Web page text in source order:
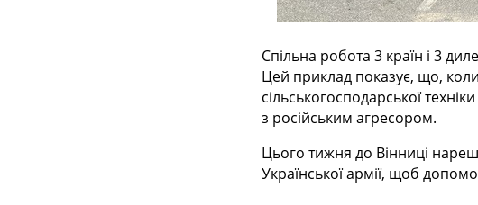
Спільна робота 3 країн і 3
Цей приклад показує, що,
сільськогосподарської
з російським агресором.
Цього тижня до Вінниці
Української армії, щоб